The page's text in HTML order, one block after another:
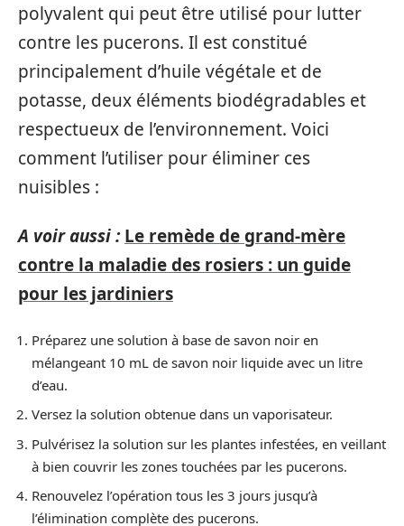
polyvalent qui peut être utilisé pour lutter
contre les pucerons. Il est constitué
principalement d’huile végétale et de
potasse, deux éléments biodégradables et
respectueux de l’environnement. Voici
comment l’utiliser pour éliminer ces
nuisibles :
A voir aussi : Le remède de grand-mère
contre la maladie des rosiers : un guide
pour les jardiniers
Préparez une solution à base de savon noir en
mélangeant 10 mL de savon noir liquide avec un litre
d’eau.
Versez la solution obtenue dans un vaporisateur.
Pulvérisez la solution sur les plantes infestées, en veillant
à bien couvrir les zones touchées par les pucerons.
Renouvelez l’opération tous les 3 jours jusqu’à
l’élimination complète des pucerons.